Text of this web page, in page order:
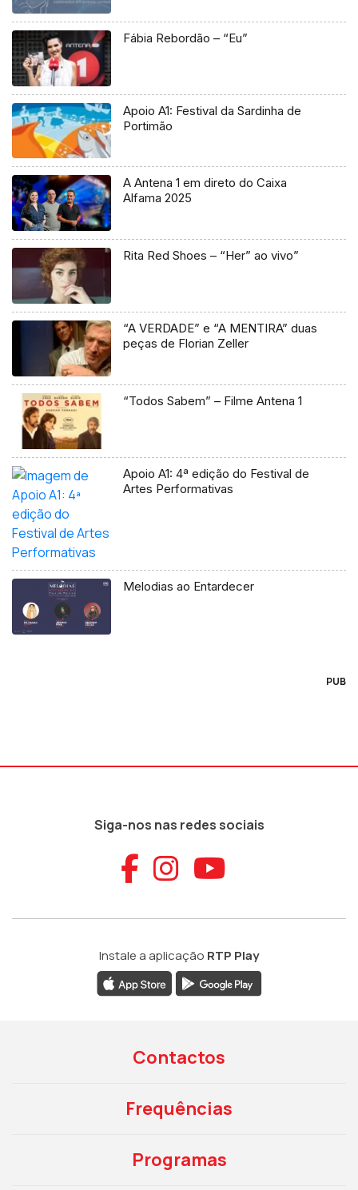
Fábia Rebordão – “Eu”
Apoio A1: Festival da Sardinha de
Portimão
A Antena 1 em direto do Caixa
Alfama 2025
Rita Red Shoes – “Her” ao vivo”
“A VERDADE” e “A MENTIRA” duas
peças de Florian Zeller
“Todos Sabem” – Filme Antena 1
Apoio A1: 4ª edição do Festival de
Artes Performativas
Melodias ao Entardecer
PUB
Siga-nos nas redes sociais
Aceder ao
Aceder ao
Aceder
Instale a aplicação RTP Play
Contactos
Frequências
Programas